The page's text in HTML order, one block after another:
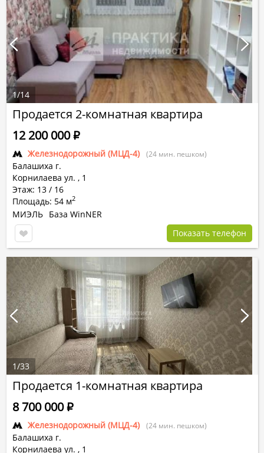
Продается 2-комнатная квартира
Железнодорожный (МЦД-4) (24 мин. пешком)
Балашиха г.
Корнилаева ул. , 1
Этаж: 13 / 16
Площадь: 54 м2
12 200 000Р
МИЭЛЬ База WinNER
Показать телефон
1/14
Продается 1-комнатная квартира
Железнодорожный (МЦД-4) (24 мин. пешком)
Балашиха г.
Корнилаева ул. , 1
8 700 000Р
1/33